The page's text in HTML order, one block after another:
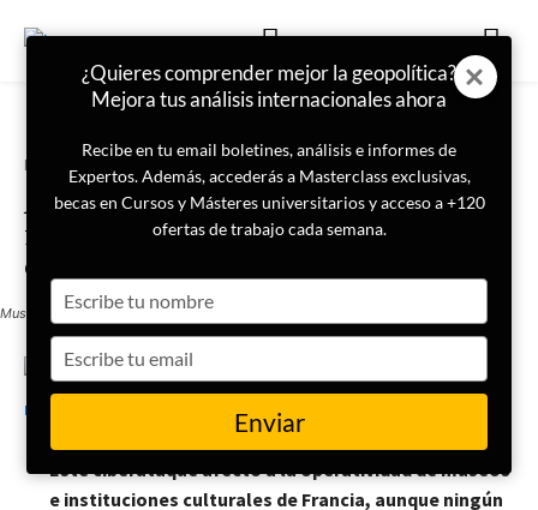
Portada
Afectados el Louvre y otros 40
museos de Francia por un
ciberataque
Museo del Louvre
LISA News 6 de agosto de 2024
Este ciberataque afectó a la operatividad de museos
e instituciones culturales de Francia, aunque ningún
¿Quieres comprender mejor la geopolítica?
Mejora tus análisis internacionales ahora
Recibe en tu email boletines, análisis e informes de
Expertos. Además, accederás a Masterclass exclusivas,
becas en Cursos y Másteres universitarios y acceso a +120
ofertas de trabajo cada semana.
your
name
your
email
Enviar